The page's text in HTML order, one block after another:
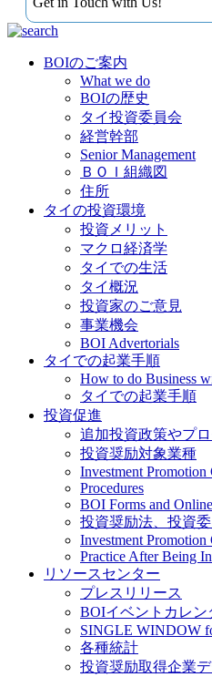
BOIのご案内
What we do
BOIの歴史
タイ投資委員会
経営幹部
Senior Management
ＢＯＩ組織図
住所
タイの投資環境
投資メリット
マクロ経済学
タイでの生活
タイ概況
投資家のご意見
事業機会
BOI Advertorials
タイでの起業手順
How to do Business
タイでの起業手順
投資促進
追加投資政策やプ
投資奨励対象業種
Investment Promotion
Procedures
BOI Forms and
投資奨励法、投資
Investment Promotion
Practice After Being
リソースセンター
プレスリリース
BOIイベントカレン
SINGLE WINDOW
各種統計
投資奨励取得企業